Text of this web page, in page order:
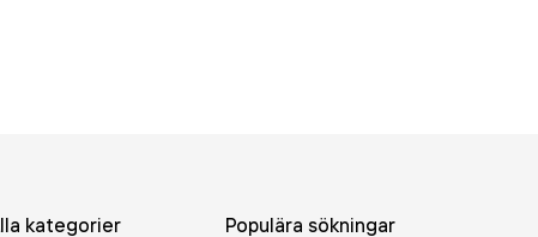
kategorier Populära sökningar